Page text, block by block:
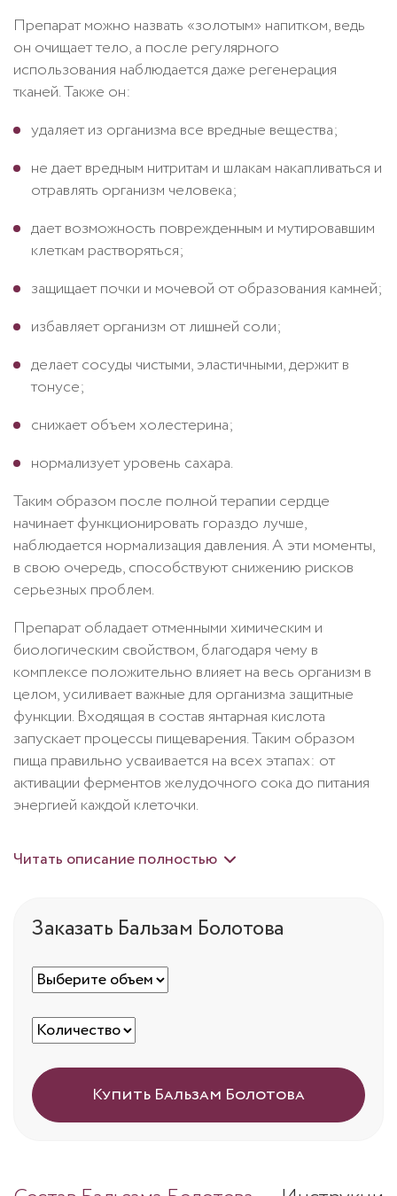
Препарат можно назвать «золотым» напитком, ведь
он очищает тело, а после регулярного
использования наблюдается даже регенерация
тканей. Также он:
удаляет из организма все вредные вещества;
не дает вредным нитритам и шлакам накапливаться и
отравлять организм человека;
дает возможность поврежденным и мутировавшим
клеткам растворяться;
защищает почки и мочевой от образования камней;
избавляет организм от лишней соли;
делает сосуды чистыми, эластичными, держит в
тонусе;
снижает объем холестерина;
нормализует уровень сахара.
Таким образом после полной терапии сердце
начинает функционировать гораздо лучше,
наблюдается нормализация давления. А эти моменты,
в свою очередь, способствуют снижению рисков
серьезных проблем.
Препарат обладает отменными химическим и
биологическим свойством, благодаря чему в
комплексе положительно влияет на весь организм в
целом, усиливает важные для организма защитные
функции. Входящая в состав янтарная кислота
запускает процессы пищеварения. Таким образом
пища правильно усваивается на всех этапах: от
активации ферментов желудочного сока до питания
энергией каждой клеточки.
Читать описание полностью
Заказать Бальзам Болотова
Купить Бальзам Болотова